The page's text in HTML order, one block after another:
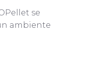
se
ambiente